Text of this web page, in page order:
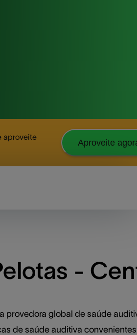
aproveite
Aproveite
-
provedora global de saúde
de saúde auditiva